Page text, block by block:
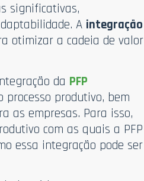
significativas,
A integração
otimizar a cadeia de valor
da PFP
produtivo, bem
as empresas. Para isso,
com as quais a PFP
essa integração pode ser